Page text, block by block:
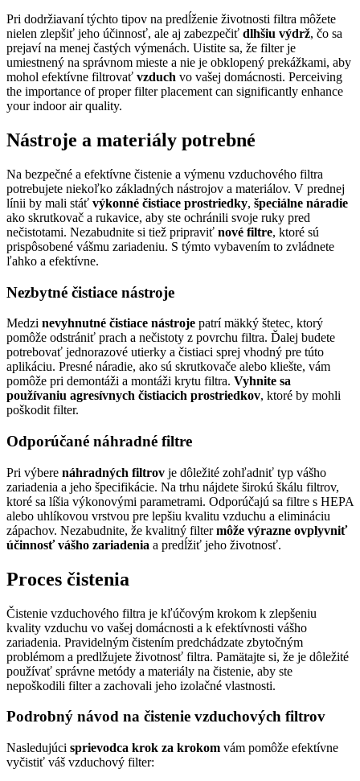
Pri dodržiavaní týchto tipov na predĺženie životnosti filtra môžete
nielen zlepšiť jeho účinnosť, ale aj zabezpečiť dlhšiu výdrž, čo sa
prejaví na menej častých výmenách. Uistite sa, že filter je
umiestnený na správnom mieste a nie je obklopený prekážkami, aby
mohol efektívne filtrovať vzduch vo vašej domácnosti. Perceiving
the importance of proper filter placement can significantly enhance
your indoor air quality.
Nástroje a materiály potrebné
Na bezpečné a efektívne čistenie a výmenu vzduchového filtra
potrebujete niekoľko základných nástrojov a materiálov. V prednej
línii by mali stáť výkonné čistiace prostriedky, špeciálne náradie
ako skrutkovač a rukavice, aby ste ochránili svoje ruky pred
nečistotami. Nezabudnite si tiež pripraviť nové filtre, ktoré sú
prispôsobené vášmu zariadeniu. S týmto vybavením to zvládnete
ľahko a efektívne.
Nezbytné čistiace nástroje
Medzi nevyhnutné čistiace nástroje patrí mäkký štetec, ktorý
pomôže odstrániť prach a nečistoty z povrchu filtra. Ďalej budete
potrebovať jednorazové utierky a čistiaci sprej vhodný pre túto
aplikáciu. Presné náradie, ako sú skrutkovače alebo kliešte, vám
pomôže pri demontáži a montáži krytu filtra. Vyhnite sa
používaniu agresívnych čistiacich prostriedkov, ktoré by mohli
poškodit filter.
Odporúčané náhradné filtre
Pri výbere náhradných filtrov je dôležité zohľadniť typ vášho
zariadenia a jeho špecifikácie. Na trhu nájdete širokú škálu filtrov,
ktoré sa líšia výkonovými parametrami. Odporúčajú sa filtre s HEPA
alebo uhlíkovou vrstvou pre lepšiu kvalitu vzduchu a elimináciu
zápachov. Nezabudnite, že kvalitný filtermôže výrazne ovplyvniť
účinnosť vášho zariadenia a predĺžiť jeho životnosť.
Proces čistenia
Čistenie vzduchového filtra je kľúčovým krokom k zlepšeniu
kvality vzduchu vo vašej domácnosti a k efektívnosti vášho
zariadenia. Pravidelným čistením predchádzate zbytočným
problémom a predlžujete životnosť filtra. Pamätajte si, že je dôležité
používať správne metódy a materiály na čistenie, aby ste
nepoškodili filter a zachovali jeho izolačné vlastnosti.
Podrobný návod na čistenie vzduchových filtrov
Nasledujúci sprievodca krok za krokom vám pomôže efektívne
vyčistiť váš vzduchový filter: